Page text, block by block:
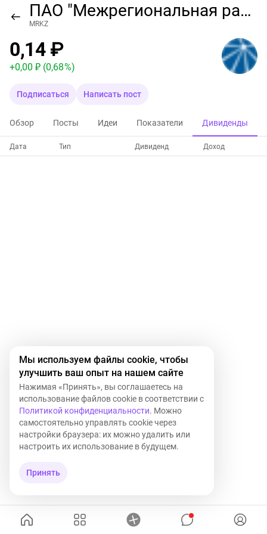
ПАО "Межрегиональная распределительная сетевая компания Северо-Запада"
MRKZ
0,14 ₽
+0,00 ₽ (0,68 %)
Подписаться Написать пост
Обзор Посты Идеи Показатели Дивиденды
Дата Тип Дивиденд Доход
Мы используем файлы cookie, чтобы
улучшить ваш опыт на нашем сайте
Нажимая «Принять», вы соглашаетесь на
использование файлов cookie в соответствии с
Политикой конфиденциальности. Можно
самостоятельно управлять cookie через
настройки браузера: их можно удалить или
настроить их использование в будущем.
Принять